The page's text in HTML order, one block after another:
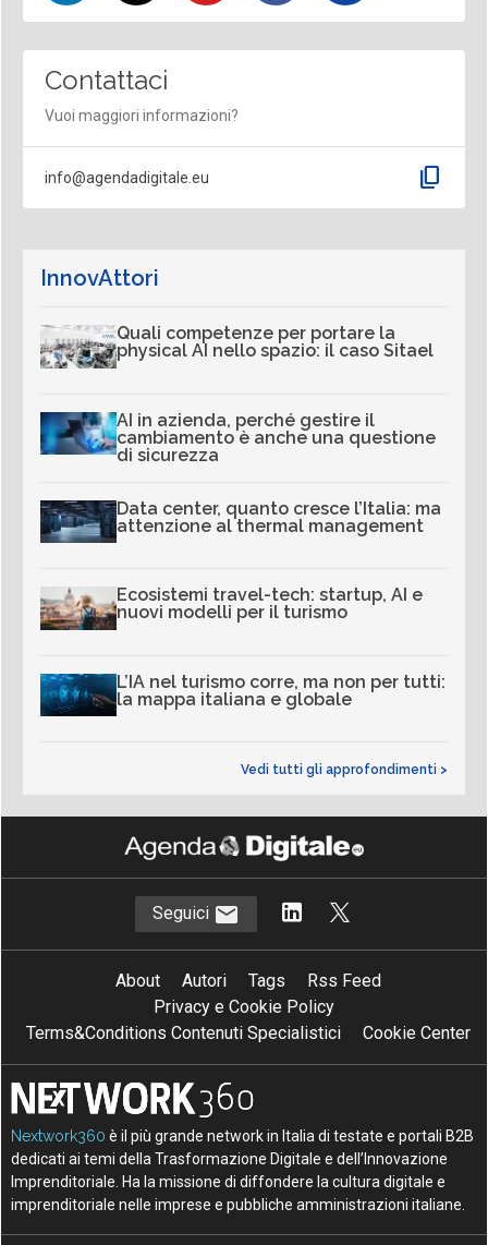
Contattaci
Vuoi maggiori informazioni?
info@agendadigitale.eu content_copy
InnovAttori
Quali competenze per portare la
physical AI nello spazio: il caso Sitael
AI in azienda, perché gestire il
cambiamento è anche una questione
di sicurezza
Data center, quanto cresce l’Italia: ma
attenzione al thermal management
Ecosistemi travel-tech: startup, AI e
nuovi modelli per il turismo
L’IA nel turismo corre, ma non per tutti:
la mappa italiana e globale
Vedi tutti gli approfondimenti >
Seguici
About Autori Tags
Rss Feed
Privacy e Cookie Policy
Terms&Conditions Contenuti Specialistici
Cookie Center
Nextwork360 è il più grande network in Italia di testate e portali B2B
dedicati ai temi della Trasformazione Digitale e dell’Innovazione
Imprenditoriale. Ha la missione di diffondere la cultura digitale e
imprenditoriale nelle imprese e pubbliche amministrazioni italiane.